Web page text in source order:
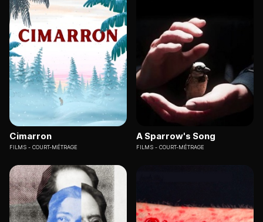
Cimarron
FILMS COURT-MÉTRAGE
A Sparrow's Song
FILMS COURT-MÉTRAGE